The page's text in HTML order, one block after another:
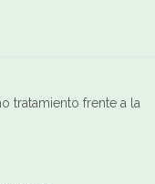
tratamiento frente a la